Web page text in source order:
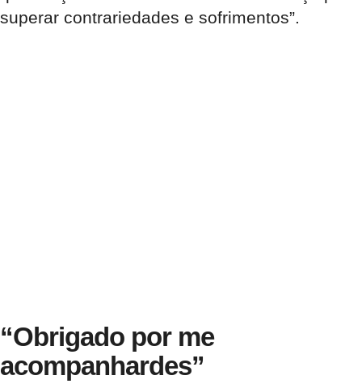
superar contrariedades e sofrimentos”.
“Obrigado por me
acompanhardes”